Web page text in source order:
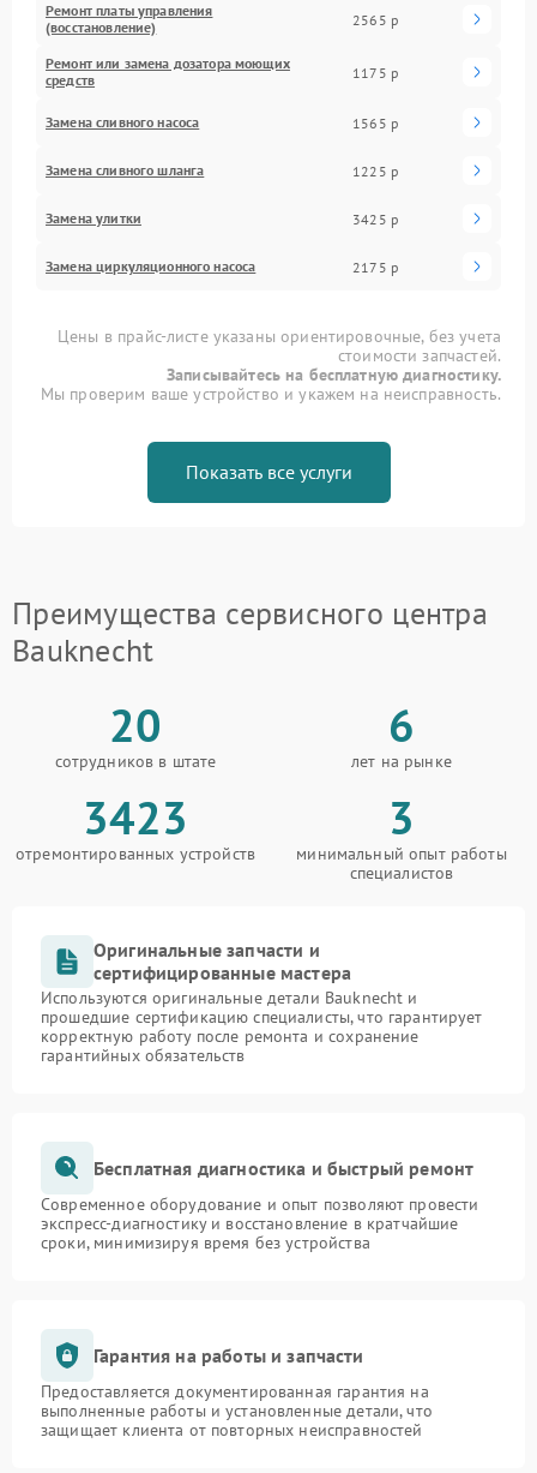
Ремонт платы управления
(восстановление)
2565 р
Ремонт или замена дозатора моющих
средств
1175 р
Замена сливного насоса 1565 р
Замена сливного шланга 1225 р
Замена улитки 3425 р
Замена циркуляционного насоса 2175 р
Цены в прайс-листе указаны ориентировочные, без учета
стоимости запчастей.
Записывайтесь на бесплатную диагностику.
Мы проверим ваше устройство и укажем на неисправность.
Показать все услуги
Преимущества сервисного центра
Bauknecht
20
сотрудников в штате
6
лет на рынке
3423
отремонтированных устройств
3
минимальный опыт работы
специалистов
Оригинальные запчасти и
сертифицированные мастера
Используются оригинальные детали Bauknecht и
прошедшие сертификацию специалисты, что гарантирует
корректную работу после ремонта и сохранение
гарантийных обязательств
Бесплатная диагностика и быстрый ремонт
Современное оборудование и опыт позволяют провести
экспресс-диагностику и восстановление в кратчайшие
сроки, минимизируя время без устройства
Гарантия на работы и запчасти
Предоставляется документированная гарантия на
выполненные работы и установленные детали, что
защищает клиента от повторных неисправностей